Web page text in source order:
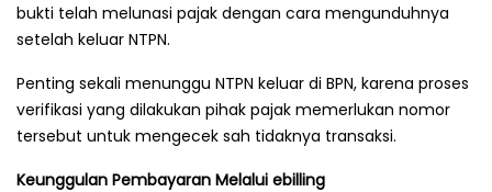
bukti telah melunasi pajak dengan cara mengunduhnya
setelah keluar NTPN.
Penting sekali menunggu NTPN keluar di BPN, karena proses
verifikasi yang dilakukan pihak pajak memerlukan nomor
tersebut untuk mengecek sah tidaknya transaksi.
Keunggulan Pembayaran Melalui ebilling